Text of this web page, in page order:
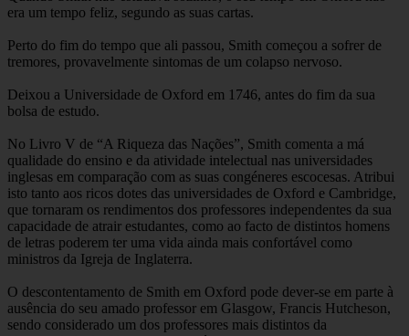
era um tempo feliz, segundo as suas cartas.
Perto do fim do tempo que ali passou, Smith começou a sofrer de
tremores, provavelmente sintomas de um colapso nervoso.
Deixou a Universidade de Oxford em 1746, antes do fim da sua
bolsa de estudo.
No Livro V de “A Riqueza das Nações”, Smith comenta a má
qualidade do ensino e da atividade intelectual nas universidades
inglesas em comparação com as suas congéneres escocesas. Atribui
isto tanto aos ricos dotes das universidades de Oxford e Cambridge,
que tornaram os rendimentos dos professores independentes da sua
capacidade de atrair estudantes, como ao facto de distintos homens
de letras poderem ter uma vida ainda mais confortável como
ministros da Igreja de Inglaterra.
O descontentamento de Smith em Oxford pode dever-se em parte à
ausência do seu amado professor em Glasgow, Francis Hutcheson,
sendo considerado um dos professores mais distintos da